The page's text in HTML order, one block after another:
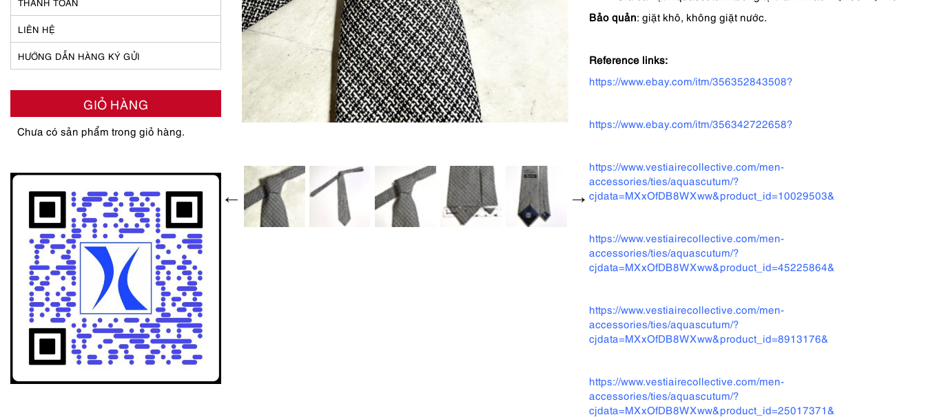
Bảo quản: giặt khô, không giặt nước.
Reference links:
https://www.ebay.com/itm/356352843508?
https://www.ebay.com/itm/356342722658?
https://www.vestiairecollective.com/men-
accessories/ties/aquascutum/?
cjdata=MXxOfDB8WXww&product_id=10029503&
https://www.vestiairecollective.com/men-
accessories/ties/aquascutum/?
cjdata=MXxOfDB8WXww&product_id=45225864&
https://www.vestiairecollective.com/men-
accessories/ties/aquascutum/?
cjdata=MXxOfDB8WXww&product_id=8913176&
https://www.vestiairecollective.com/men-
accessories/ties/aquascutum/?
cjdata=MXxOfDB8WXww&product_id=25017371&
LIÊN HỆ
HƯỚNG DẪN HÀNG KÝ GỬI
GIỎ HÀNG
Chưa có sản phẩm trong giỏ hàng.